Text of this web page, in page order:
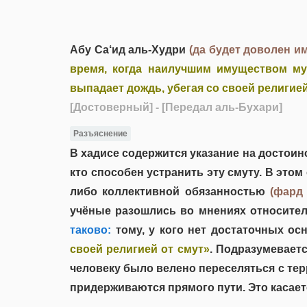
Абу Са‘ид аль-Худри (да будет доволен
время, когда наилучшим имуществом
выпадает дождь, убегая со своей
[Достоверный] - [Передал аль-Бухари]
Разъяснение
В хадисе содержится указание на
кто способен устранить эту смуту. В
либо коллективной обязанностью(фард
учёные разошлись во мнениях
таково: тому, у кого нет достаточных
своей религией от смут».
человеку было велено переселяться с
придерживаются прямого пути. Это